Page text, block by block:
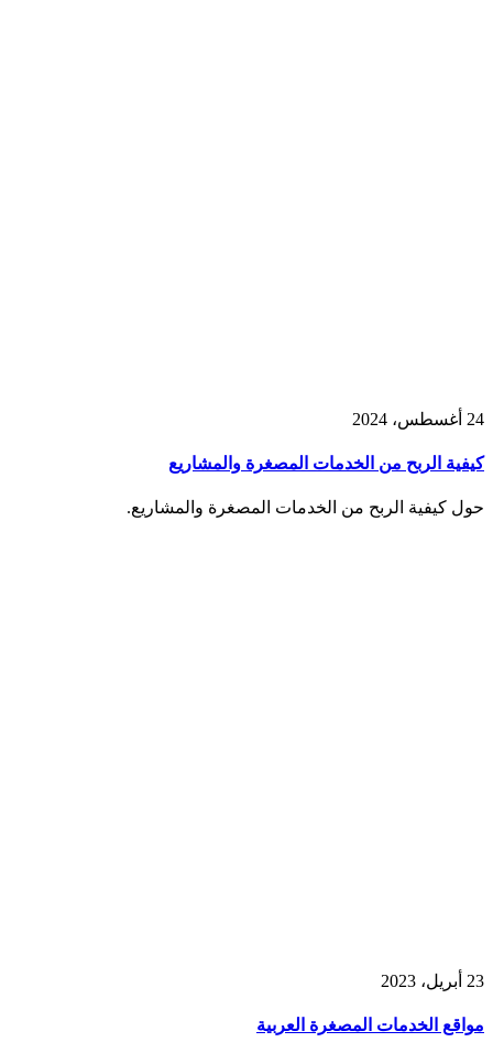
24 أغسطس، 2024
كيفية الربح من الخدمات المصغرة والمشاريع
حول كيفية الربح من الخدمات المصغرة والمشاريع.
23 أبريل، 2023
مواقع الخدمات المصغرة العربية